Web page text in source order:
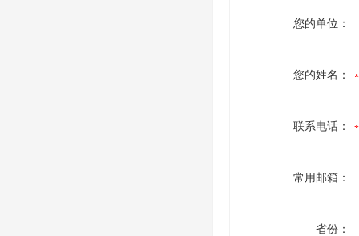
您的单位：
您的姓名：
联系电话：
常用邮箱：
省份：